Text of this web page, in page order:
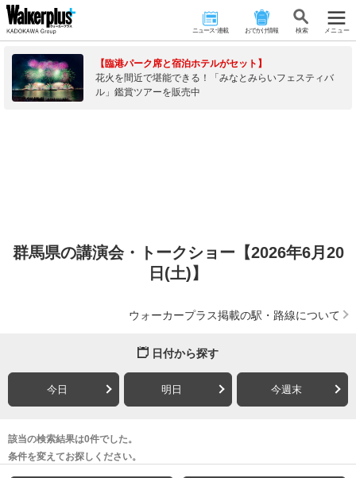
ニュース･連載 おでかけ情報 検 索 メニュー
【臨港パーク席と宿泊ホテルがセット】
花火を間近で堪能できる！「みなとみらいフェスティバ
ル」鑑賞ツアーを販売中
群馬県の講演会・トークショー【2026年6月20
日(土)】
ウォーカープラス掲載の駅・路線について
日付から探す
今日 明日 今週末
該当の検索結果は0件でした。
条件を変えてお探しください。